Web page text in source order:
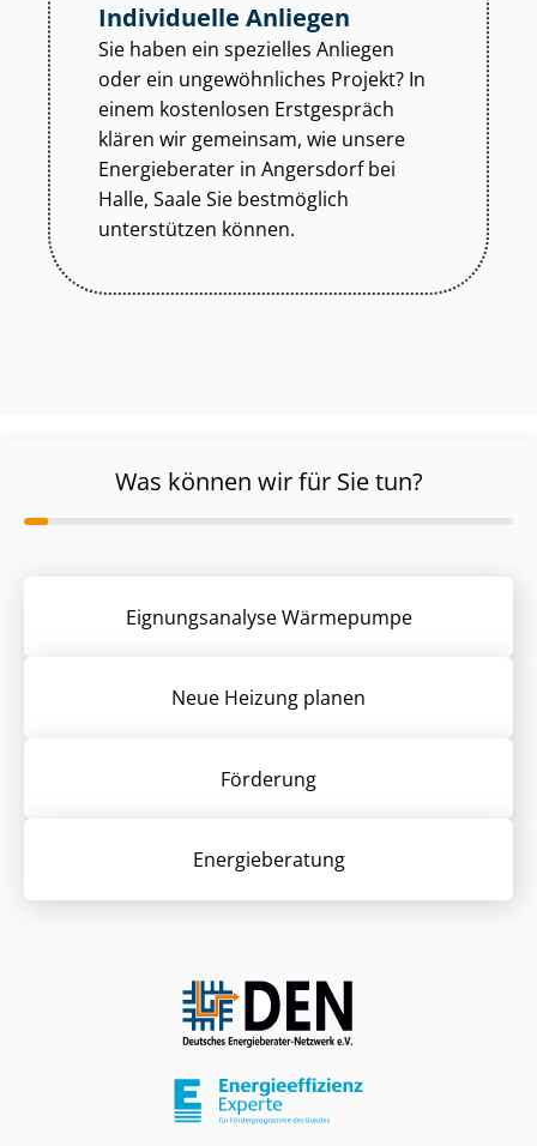
Individuelle Anliegen
Sie haben ein spezielles Anliegen
oder ein ungewöhnliches Projekt? In
einem kostenlosen Erstgespräch
klären wir gemeinsam, wie unsere
Energieberater in Angersdorf bei
Halle, Saale Sie bestmöglich
unterstützen können.
Was können wir für Sie tun?
Eignungsanalyse Wärmepumpe
Neue Heizung planen
Förderung
Energieberatung